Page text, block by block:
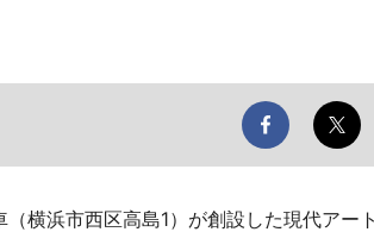
横浜市西区高島1）が創設した現代アー